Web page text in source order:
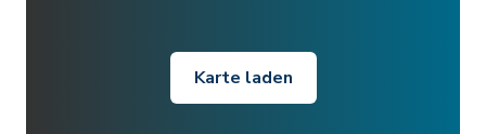
Karte laden